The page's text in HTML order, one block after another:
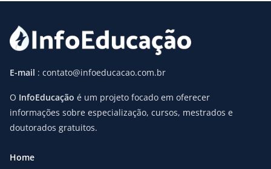
E-mail : contato@infoeducacao.com.br
O InfoEducação é um projeto focado em oferecer
informações sobre especialização, cursos, mestrados e
doutorados gratuitos.
Home